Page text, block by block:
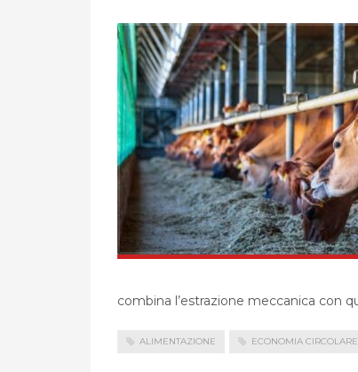
combina l’estrazione meccanica con
ALIMENTAZIONE ECONOMIA CIRCOLARE